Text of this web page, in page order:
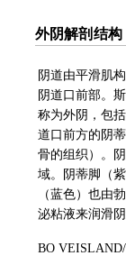
外阴解剖结构
阴道由平滑肌
阴道口前部。
称为外阴，包
道口前方的阴
骨的组织）。
域。阴蒂脚（
（蓝色）也由
泌粘液来润滑阴
BO